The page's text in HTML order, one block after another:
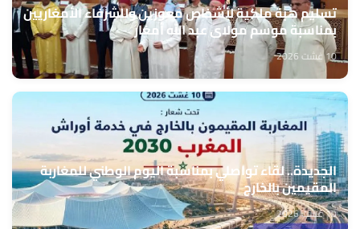
تسليم هبة ملكية لأشخاص معوزين وللشرفاء الأمغاريين
بمناسبة موسم مولاي عبد الله أمغار
10 غشت 2026
الجديدة.. لقاء تواصلي بمناسبة اليوم الوطني للمغاربة
المقيمين بالخارج
10 غشت 2026